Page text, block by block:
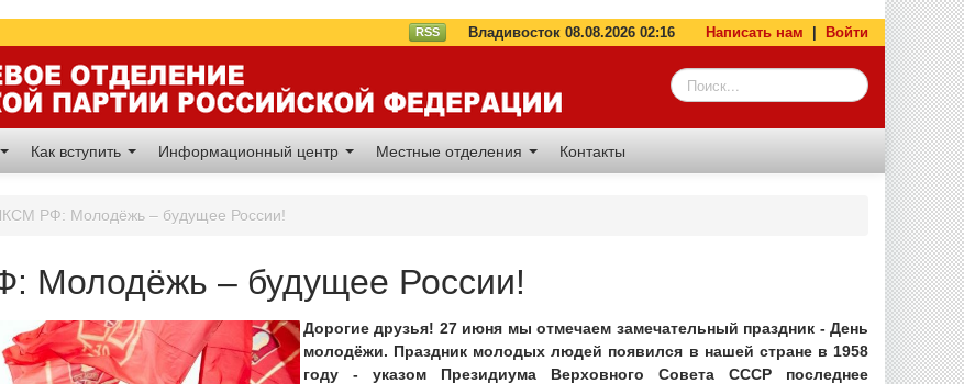
RSS Владивосток 08.08.2026 02:16 Написать нам Войти
Как вступить Информационный центр Местные отделения Контакты
РФ: Молодёжь – будущее России!
Молодёжь – будущее России!
Дорогие друзья! 27 июня мы отмечаем замечательный праздник - День
молодёжи. Праздник молодых людей появился в нашей стране в 1958
году - указом Президиума Верховного Совета СССР последнее